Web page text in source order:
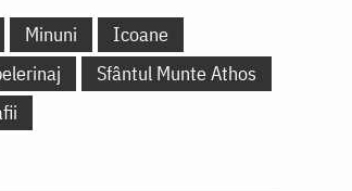
Minuni
Icoane
Sfântul Munte Athos